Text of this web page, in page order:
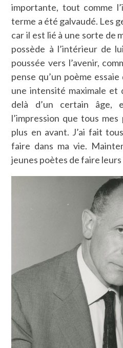
importante, tout comme
terme a été galvaudé. Les
car il est lié à une sorte de
possède à l’intérieur de
poussée vers l’avenir,
pense qu’un poème
une intensité maximale
delà d’un certain âge,
l’impression que tous
plus en avant. J’ai fait
faire dans ma vie.
jeunes poètes de faire